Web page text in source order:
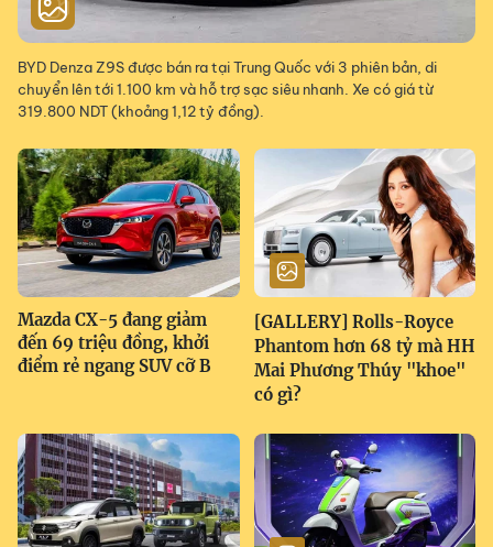
BYD Denza Z9S được bán ra tại Trung Quốc với 3 phiên bản, di
chuyển lên tới 1.100 km và hỗ trợ sạc siêu nhanh. Xe có giá từ
319.800 NDT (khoảng 1,12 tỷ đồng).
Mazda CX-5 đang giảm
đến 69 triệu đồng, khởi
điểm rẻ ngang SUV cỡ B
[GALLERY] Rolls-Royce
Phantom hơn 68 tỷ mà HH
Mai Phương Thúy "khoe"
có gì?